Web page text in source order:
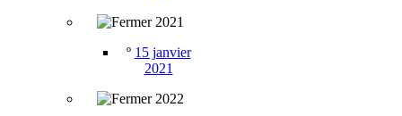
2021
º 15 janvier
2021
2022